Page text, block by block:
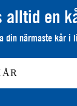
alltid en
din närmaste kår i